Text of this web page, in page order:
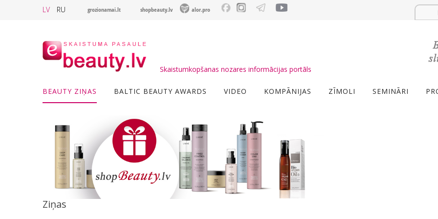
LV RU grozionamai.lt shopbeauty.lv alor.pro
Skaistumkopšanas nozares informācijas portāls
BEAUTY ZIŅAS BALTIC BEAUTY AWARDS VIDEO KOMPĀNIJAS ZĪMOLI SEMINĀRI
Ziņas